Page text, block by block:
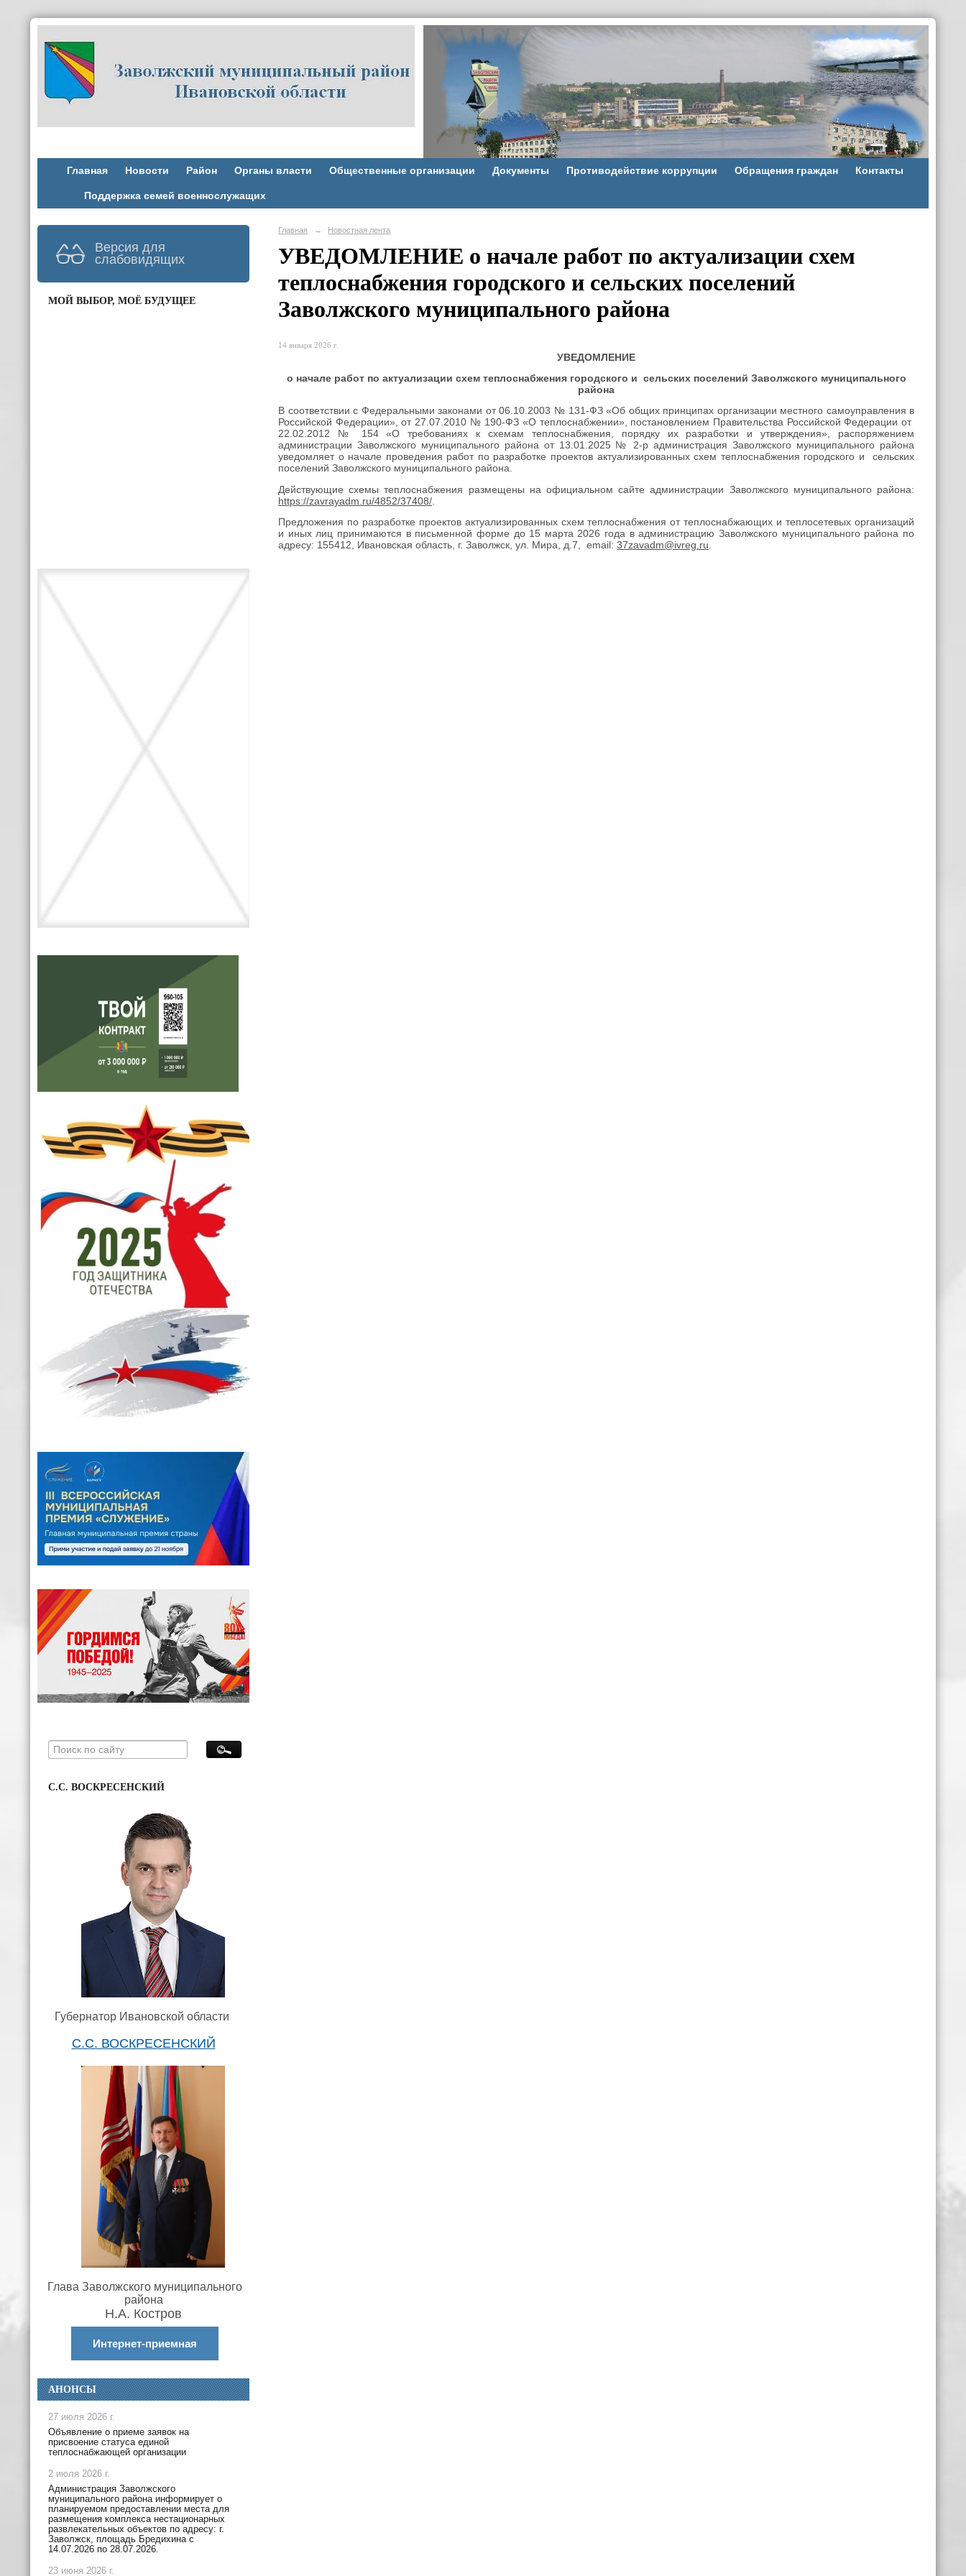
Главная Новости Район Органы власти Общественные организации Документы Противодействие коррупции Обращения граждан Контакты
Поддержка семей военнослужащих
Версия для
слабовидящих
МОЙ ВЫБОР, МОЁ БУДУЩЕЕ
С.С. ВОСКРЕСЕНСКИЙ
Губернатор Ивановской области
С.С. ВОСКРЕСЕНСКИЙ
Глава Заволжского муниципального
района
Н.А. Костров
Интернет-приемная
АНОНСЫ
27 июля 2026 г.
Объявление о приеме заявок на
присвоение статуса единой
теплоснабжающей организации
2 июля 2026 г.
Администрация Заволжского
муниципального района информирует о
планируемом предоставлении места для
размещения комплекса нестационарных
развлекательных объектов по адресу: г.
Заволжск, площадь Бредихина с
14.07.2026 по 28.07.2026.
23 июня 2026 г.
Главная → Новостная лента
УВЕДОМЛЕНИЕ о начале работ по актуализации схем
теплоснабжения городского и сельских поселений
Заволжского муниципального района
14 января 2026 г.
УВЕДОМЛЕНИЕ
о начале работ по актуализации схем теплоснабжения городского и сельских поселений Заволжского муниципального
района
В соответствии с Федеральными законами от 06.10.2003 № 131-ФЗ «Об общих принципах организации местного самоуправления в
Российской Федерации», от 27.07.2010 № 190-ФЗ «О теплоснабжении», постановлением Правительства Российской Федерации от
22.02.2012 № 154 «О требованиях к схемам теплоснабжения, порядку их разработки и утверждения», распоряжением
администрации Заволжского муниципального района от 13.01.2025 № 2-р администрация Заволжского муниципального района
уведомляет о начале проведения работ по разработке проектов актуализированных схем теплоснабжения городского и сельских
поселений Заволжского муниципального района.
Действующие схемы теплоснабжения размещены на официальном сайте администрации Заволжского муниципального района:
https://zavrayadm.ru/4852/37408/
Предложения по разработке проектов актуализированных схем теплоснабжения от теплоснабжающих и теплосетевых организаций
и иных лиц принимаются в письменной форме до 15 марта 2026 года в администрацию Заволжского муниципального района по
адресу: 155412, Ивановская область, г. Заволжск, ул. Мира, д.7, email: 37zavadm@ivreg ru